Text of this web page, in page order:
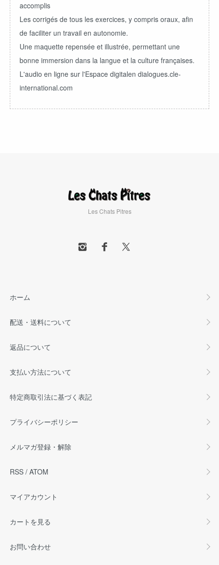
accomplis
Les corrigés de tous les exercices, y compris oraux, afin
de faciliter un travail en autonomie.
Une maquette repensée et illustrée, permettant une
bonne immersion dans la langue et la culture françaises.
L'audio en ligne sur l'Espace digitalen dialogues.cle-
international.com
Les Chats Pitres
ホーム
配送・送料について
返品について
支払い方法について
特定商取引法に基づく表記
プライバシーポリシー
メルマガ登録・解除
RSS / ATOM
マイアカウント
カートを見る
お問い合わせ